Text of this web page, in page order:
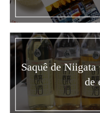
Saquê de Niigata
de